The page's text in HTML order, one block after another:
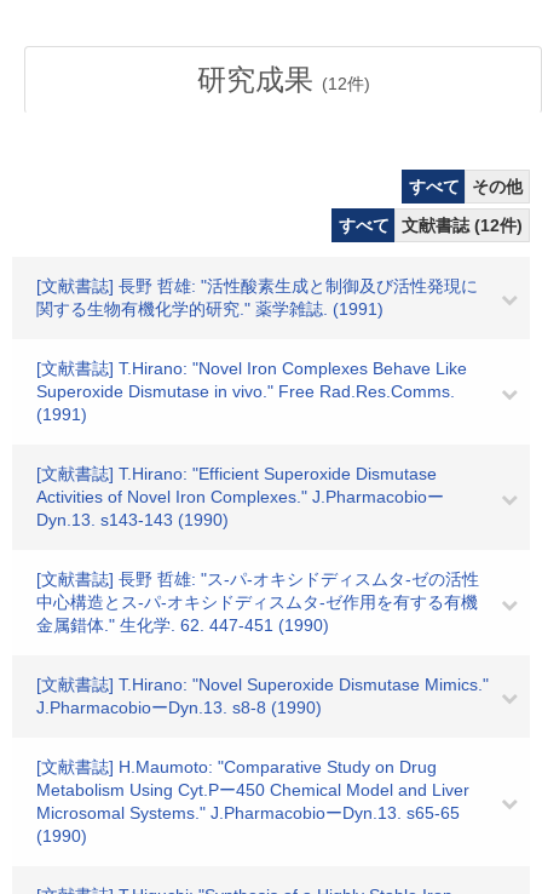
研究成果 (12件)
すべて
その他
すべて
文献書誌 (12件)
[文献書誌] 長野 哲雄: "活性酸素生成と制御及び活性発現に
関する生物有機化学的研究." 薬学雑誌. (1991)
[文献書誌] T.Hirano: "Novel Iron Complexes Behave Like
Superoxide Dismutase in vivo." Free Rad.Res.Comms.
(1991)
[文献書誌] T.Hirano: "Efficient Superoxide Dismutase
Activities of Novel Iron Complexes." J.Pharmacobioー
Dyn.13. s143-143 (1990)
[文献書誌] 長野 哲雄: "ス-パ-オキシドディスムタ-ゼの活性
中心構造とス-パ-オキシドディスムタ-ゼ作用を有する有機
金属錯体." 生化学. 62. 447-451 (1990)
[文献書誌] T.Hirano: "Novel Superoxide Dismutase Mimics."
J.PharmacobioーDyn.13. s8-8 (1990)
[文献書誌] H.Maumoto: "Comparative Study on Drug
Metabolism Using Cyt.Pー450 Chemical Model and Liver
Microsomal Systems." J.PharmacobioーDyn.13. s65-65
(1990)